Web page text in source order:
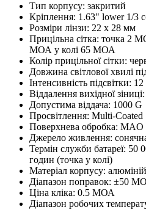
Тип корпусу: закритий
Кріплення: 1.63" lower 1/3
Розміри лінзи: 22 x 28 мм
Прицільна сітка: точка 2
МОА у колі 65 МОА
Колір прицільної сітки:
Довжина світлової хвилі
Інтенсивність підсвітки:
Віддалення вихідної
Допустима віддача: 1000 G
Просвітлення: Multi-Coated
Поверхнева обробка:
Джерело живлення:
Термін служби батареї: 50
годин (точка у колі)
Матеріал корпусу:
Діапазон поправок: ±50
Ціна кліка: 0.5 МОА
Діапазон робочих